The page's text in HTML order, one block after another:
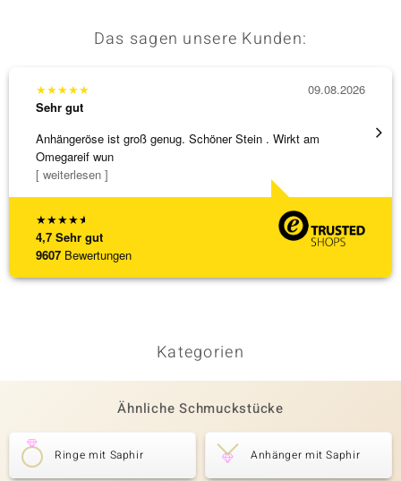
Das sagen unsere Kunden:
★★★★★
4,7 Sehr gut
9607 Bewertungen
★★★★★
Sehr gut
Anhängeröse ist groß genug. Schöner Stein . Wirkt am
Omegareif wun
[ weiterlesen ]
09.08.2026
3 x
Kategorien
Ähnliche Schmuckstücke
Ringe mit Saphir Anhänger mit Saphir